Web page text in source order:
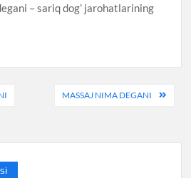
– sariq dog’ jarohatlarining
MASSAJ NIMA DEGANI